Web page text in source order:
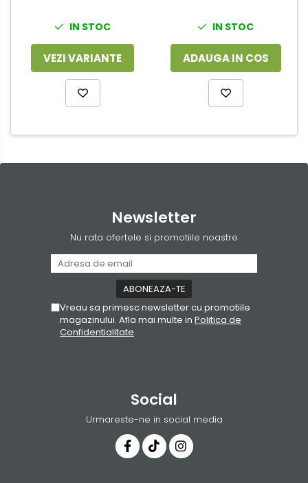
IN STOC
VEZI VARIANTE
IN STOC
ADAUGA IN COS
Newsletter
Nu rata ofertele si promotiile noastre
Vreau sa primesc newsletter cu promotiile
magazinului. Afla mai multe in Politica de
Confidentialitate
Social
Urmareste-ne in social media